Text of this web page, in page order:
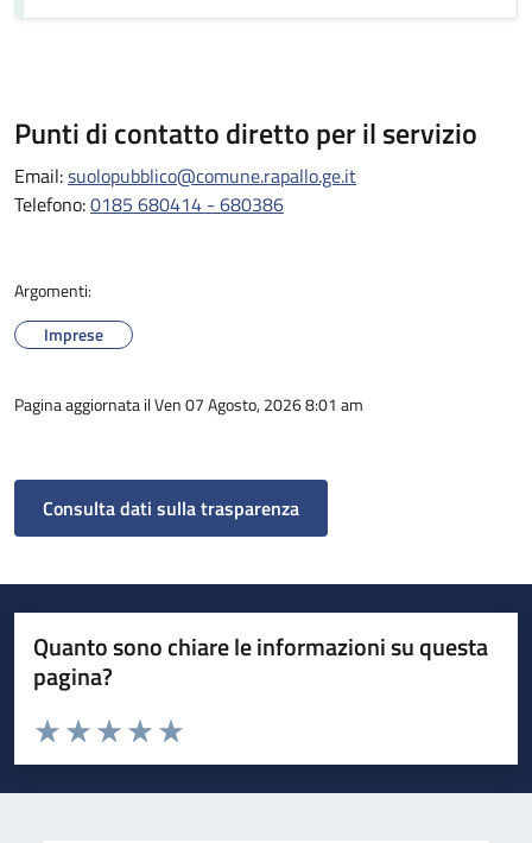
Punti di contatto diretto per il servizio
Email:suolopubblico@comune.rapallo.ge.it
Telefono:0185 680414 - 680386
Argomenti:
Imprese
Pagina aggiornata il Ven 07 Agosto, 2026 8:01 am
Consulta dati sulla trasparenza
Quanto sono chiare le informazioni su questa
pagina?
Valuta da 1 a 5 stelle la pagina
Valuta 5 stelle su 5
Valuta 4 stelle su 5
Valuta 3 stelle su 5
Valuta 2 stelle su 5
Valuta 1 stelle su 5